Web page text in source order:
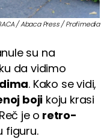
/ Abaca Press / Profimedia
su na
da vidimo
. Kako se vidi,
boji koju krasi
je o retro-
figuru.